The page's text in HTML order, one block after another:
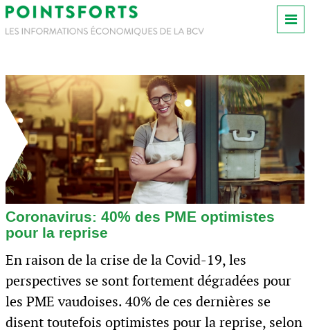
Coronavirus: 40% des PME optimistes
pour la reprise
En raison de la crise de la Covid-19, les
perspectives se sont fortement dégradées pour
les PME vaudoises. 40% de ces dernières se
disent toutefois optimistes pour la reprise, selon